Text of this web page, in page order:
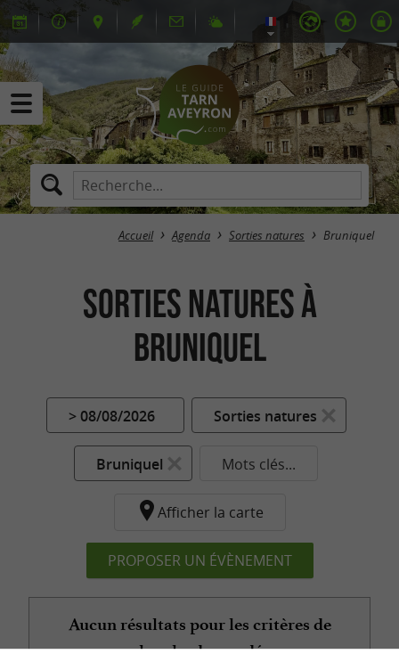
Accueil Agenda Sorties natures Bruniquel
Sorties natures à
Bruniquel
> 08/08/2026 Sorties natures
Bruniquel Mots clés...
Afficher la carte
PROPOSER UN ÉVÈNEMENT
Aucun résultats pour les critères de
recherche demandés...